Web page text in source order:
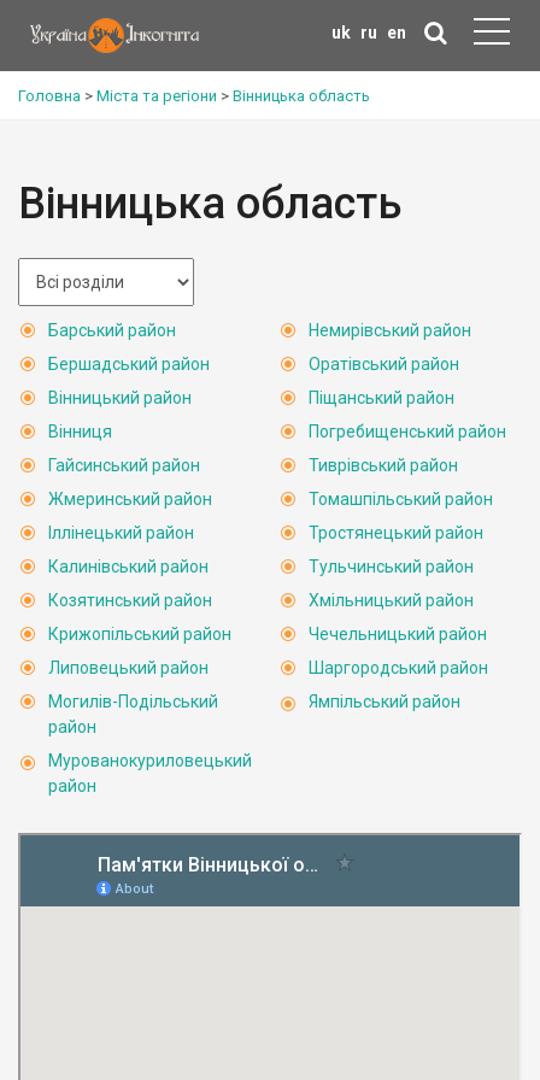
uk ru en
Головна > Міста та регіони > Вінницька область
Вінницька область
Барський район
Бершадський район
Вінницький район
Вінниця
Гайсинський район
Жмеринський район
Іллінецький район
Калинівський район
Козятинський район
Крижопільський район
Липовецький район
Могилів-Подільський
район
Мурованокуриловецький
район
Немирівський район
Оратівський район
Піщанський район
Погребищенський район
Тиврівський район
Томашпільський район
Тростянецький район
Тульчинський район
Хмільницький район
Чечельницький район
Шаргородський район
Ямпільський район